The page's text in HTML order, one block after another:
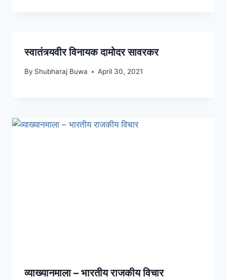
स्वातंत्र्यवीर विनायक दामोदर सावरकर
By Shubharaj Buwa April 30, 2021
व्याख्यानमाला – भारतीय राजकीय विचार